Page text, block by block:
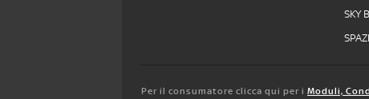
SKY
Per il consumatore clicca qui per i Moduli,